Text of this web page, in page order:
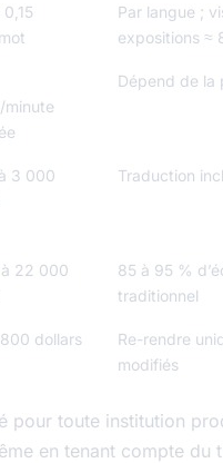
Par langue ;
expositions ≈
minute
Dépend de la
3 000
Traduction
22 000
85 à 95 %
traditionnel
dollars
Re-rendre
modifiés
pour toute institution
en tenant compte du